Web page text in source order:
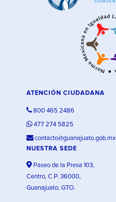
ATENCIÓN CIUDADANA
800 465 2486
477 274 5825
contacto@guanajuato.gob.mx
NUESTRA SEDE
Paseo de la Presa 103,
Centro, C.P. 36000,
Guanajuato, GTO.